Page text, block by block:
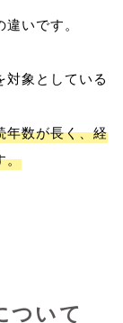
いです。
対象としている
年数が長く、経
。
ついて